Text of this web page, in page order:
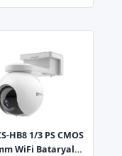
HB8 1/3 PS CMOS
WiFi Bataryali